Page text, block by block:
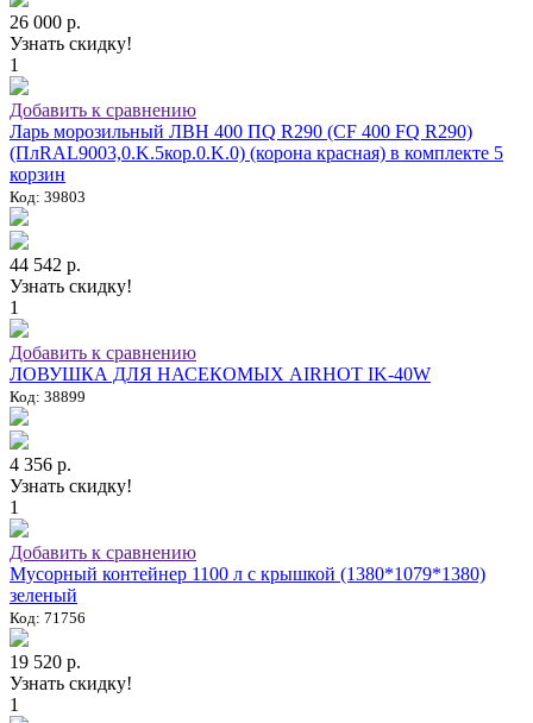
26 000 р.
Узнать скидку!
1
Добавить к сравнению
Ларь морозильный ЛВН 400 ПQ R290 (СF 400 FQ R290)
(ПлRAL9003,0.K.5кор.0.K.0) (корона красная) в комплекте 5
корзин
Код: 39803
44 542 р.
Узнать скидку!
1
Добавить к сравнению
ЛОВУШКА ДЛЯ НАСЕКОМЫХ AIRHOT IK-40W
Код: 38899
4 356 р.
Узнать скидку!
1
Добавить к сравнению
Мусорный контейнер 1100 л с крышкой (1380*1079*1380)
зеленый
Код: 71756
19 520 р.
Узнать скидку!
1